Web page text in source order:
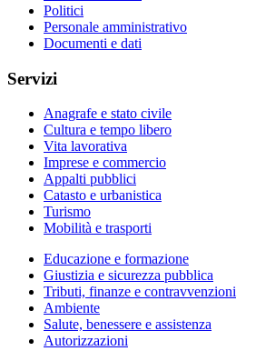
Politici
Personale amministrativo
Documenti e dati
Servizi
Anagrafe e stato civile
Cultura e tempo libero
Vita lavorativa
Imprese e commercio
Appalti pubblici
Catasto e urbanistica
Turismo
Mobilità e trasporti
Educazione e formazione
Giustizia e sicurezza pubblica
Tributi, finanze e contravvenzioni
Ambiente
Salute, benessere e assistenza
Autorizzazioni